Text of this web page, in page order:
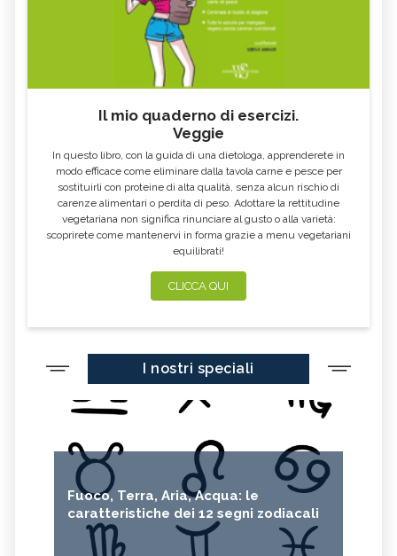
Il mio quaderno di esercizi.
Veggie
In questo libro, con la guida di una dietologa, apprenderete in
modo efficace come eliminare dalla tavola carne e pesce per
sostituirli con proteine di alta qualità, senza alcun rischio di
carenze alimentari o perdita di peso. Adottare la rettitudine
vegetariana non significa rinunciare al gusto o alla varietà:
scoprirete come mantenervi in forma grazie a menu vegetariani
equilibrati!
CLICCA QUI
I nostri speciali
Fuoco, Terra, Aria, Acqua: le
caratteristiche dei 12 segni zodiacali